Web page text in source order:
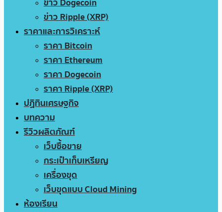
ข่าว Ripple (XRP)
ราคาและการวิเคราะห์
ราคา Bitcoin
ราคา Ethereum
ราคา Dogecoin
ราคา Ripple (XRP)
ปฏิทินเศรษฐกิจ
บทความ
รีวิวผลิตภัณฑ์
เว็บซื้อขาย
กระเป๋าเก็บเหรียญ
เครื่องขุด
เว็บขุดแบบ Cloud Mining
ห้องเรียน